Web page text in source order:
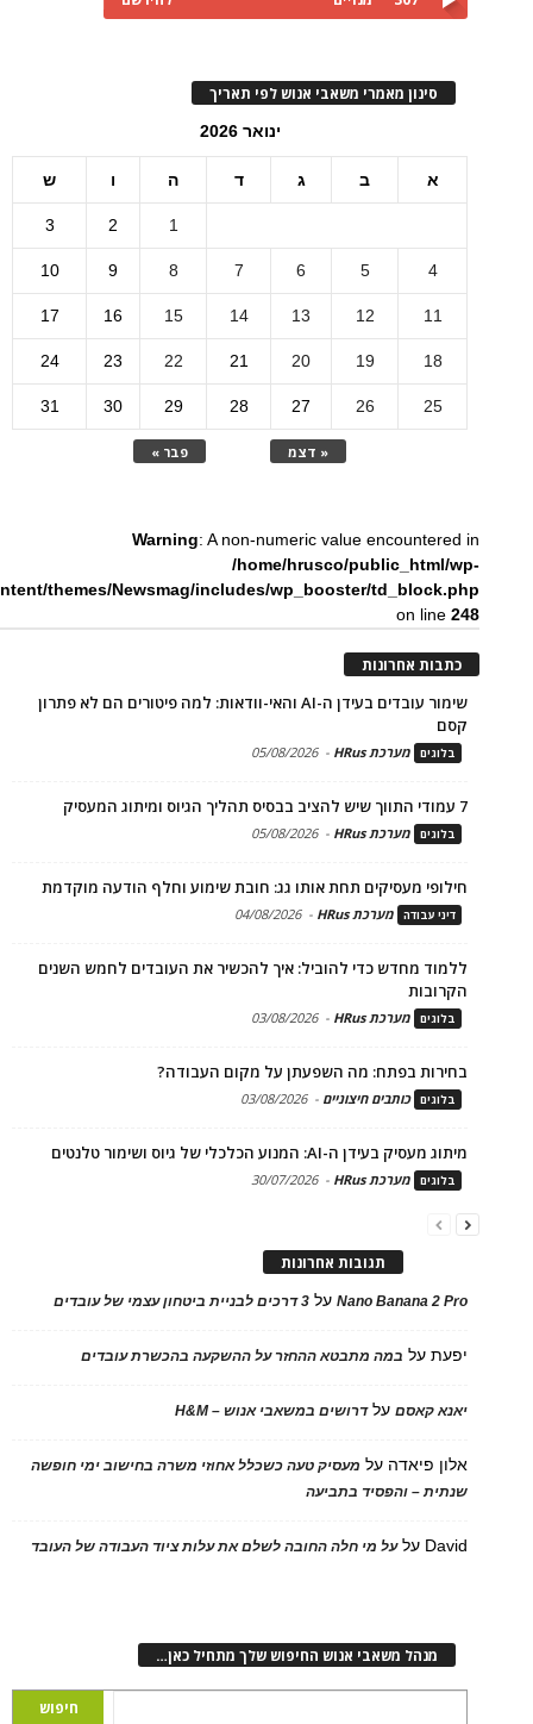
סינון מאמרי משאבי אנוש לפי תאריך
ינואר 2026
א ב ג ד ה ו ש
« דצמ פבר »
1
2
3
4
5
6
7
8
9
10
11
12
13
14
15
16
17
18
19
20
21
22
23
24
25
26
27
28
29
30
31
Warning: A non-numeric value encountered in
/home/hrusco/public_html/wp-
themes/Newsmag/includes/wp_booster/td_block.php
on line248
כתבות אחרונות
שימור עובדים בעידן ה-AI והאי-וודאות: למה פיטורים הם לא פתרון
קסם
בלוגים מערכת HRus -
05/08/2026
7 עמודי התווך שיש להציב בבסיס תהליך הגיוס ומיתוג המעסיק
בלוגים מערכת HRus -
05/08/2026
חילופי מעסיקים תחת אותו גג: חובת שימוע וחלף הודעה מוקדמת
דיני עבודה מערכת HRus -
04/08/2026
ללמוד מחדש כדי להוביל: איך להכשיר את העובדים לחמש השנים
הקרובות
בלוגים מערכת HRus -
03/08/2026
בחירות בפתח: מה השפעתן על מקום העבודה?
בלוגים כותבים חיצוניים -
03/08/2026
מיתוג מעסיק בעידן ה-AI: המנוע הכלכלי של גיוס ושימור טלנטים
בלוגים מערכת HRus -
30/07/2026
תגובות אחרונות
Nano Banana 2 Proעל 3 דרכים לבניית ביטחון עצמי של עובדים
יפעתעל במה מתבטא ההחזר על ההשקעה בהכשרת עובדים
יאנא קאסםעלדרושים במשאבי אנוש – H&M
אלון פיאדה על מעסיק טעה כשכלל אחוזי משרה בחישוב ימי חופשה
שנתית – והפסיד בתביעה
David עלעל מי חלה החובה לשלם את עלות ציוד העבודה של העובד
מנהל משאבי אנוש החיפוש שלך מתחיל כאן…